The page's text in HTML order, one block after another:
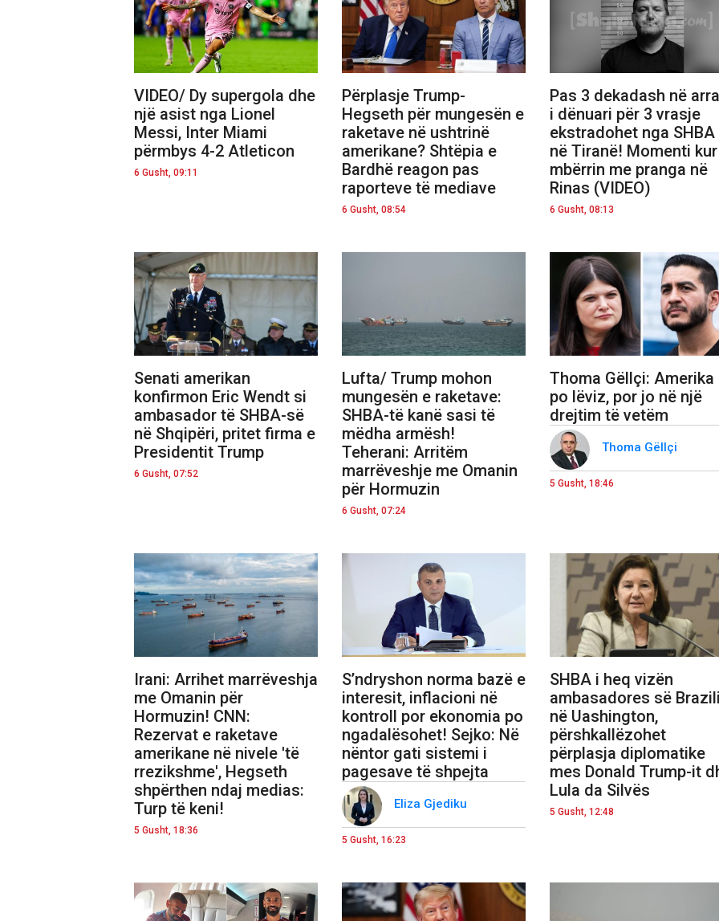
VIDEO/ Dy supergola dhe
një asist nga Lionel
Messi, Inter Miami
përmbys 4-2 Atleticon
6 Gusht, 09:11
Përplasje Trump-
Hegseth për mungesën e
raketave në ushtrinë
amerikane? Shtëpia e
Bardhë reagon pas
raporteve të mediave
6 Gusht, 08:54
Pas 3 dekadash në
i dënuari për 3 vrasje
ekstradohet nga SHBA
në Tiranë! Momenti kur
mbërrin me pranga në
Rinas (VIDEO)
6 Gusht, 08:13
Senati amerikan
konfirmon Eric Wendt si
ambasador të SHBA-së
në Shqipëri, pritet firma e
Presidentit Trump
6 Gusht, 07:52
Lufta/ Trump mohon
mungesën e raketave:
SHBA-të kanë sasi të
mëdha armësh!
Teherani: Arritëm
marrëveshje me Omanin
për Hormuzin
6 Gusht, 07:24
Thoma Gëllçi: Amerika
po lëviz, por jo në një
drejtim të vetëm
Thoma Gëllçi
5 Gusht, 18:46
Irani: Arrihet marrëveshja
me Omanin për
Hormuzin! CNN:
Rezervat e raketave
amerikane në nivele 'të
rrezikshme', Hegseth
shpërthen ndaj medias:
Turp të keni!
5 Gusht, 18:36
S’ndryshon norma bazë e
interesit, inflacioni në
kontroll por ekonomia po
ngadalësohet! Sejko: Në
nëntor gati sistemi i
pagesave të shpejta
Eliza Gjediku
5 Gusht, 16:23
SHBA i heq vizën
ambasadores së
në Uashington,
përshkallëzohet
përplasja diplomatike
mes Donald Trump-it
Lula da Silvës
5 Gusht, 12:48